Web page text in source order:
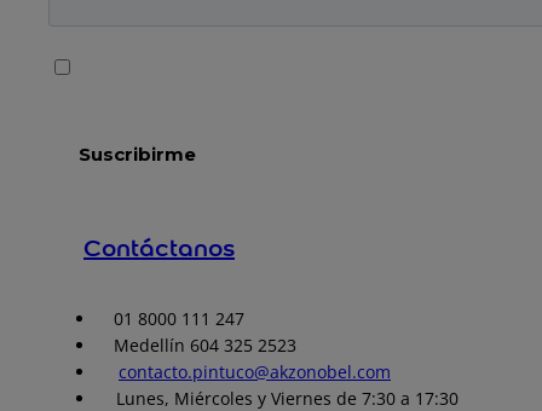
Contáctanos
01 8000 111 247
Medellín 604 325 2523
contacto.pintuco@akzonobel.com
Lunes, Miércoles y Viernes de 7:30 a 17:30